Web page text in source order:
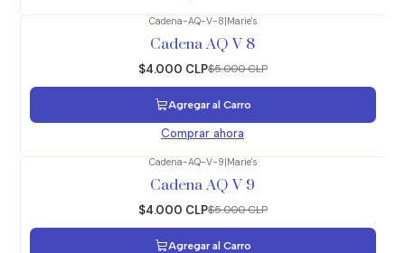
Cadena-AQ-V-8|Marie's
Cadena AQ V 8
$4.000 CLP$5.000 CLP
Agregar al Carro
Comprar ahora
Cadena-AQ-V-9 Marie's
Cadena AQ V 9
$4.000 CLP$5.000 CLP
Agregar al Carro